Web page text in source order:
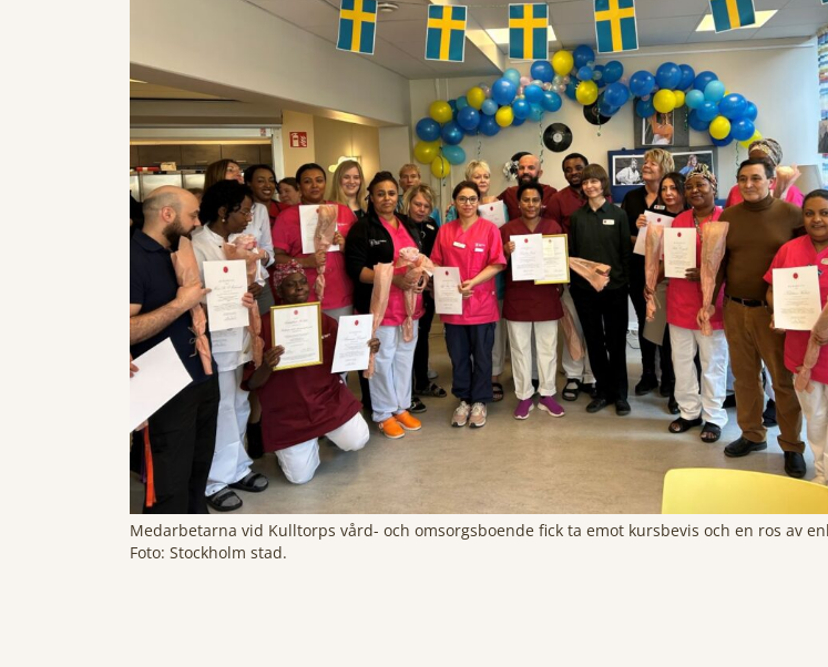
Medarbetarna vid Kulltorps vård- och omsorgsboende fick ta emot kursbevis och en ros av
Foto: Stockholm stad.